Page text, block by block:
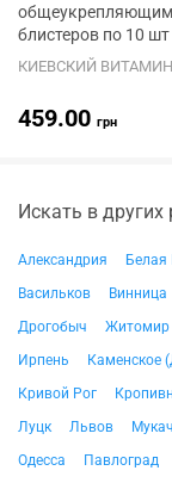
общеукрепляющим
блистеров по 10 шт
КИЕВСКИЙ
459.00 грн
Искать в других
Александрия Белая
Васильков
Винница
Дрогобыч
Житомир
Ирпень
Каменское
Кривой Рог
Луцк
Львов
Одесса
Павлоград